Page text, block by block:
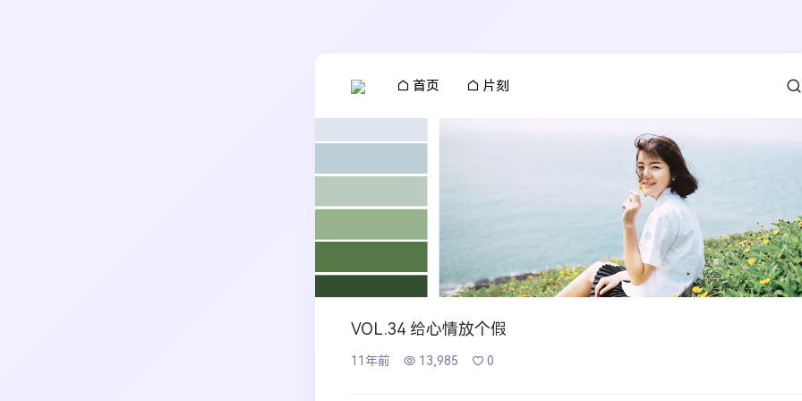
首页 片刻
VOL.34 给心情放个假
11年前 13,985 0